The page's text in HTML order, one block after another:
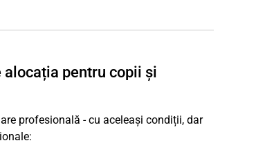
pentru copii și
profesională - cu aceleași condiții, dar